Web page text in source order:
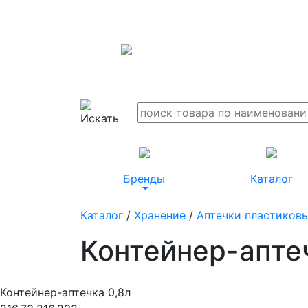
Бренды Каталог
Каталог / Хранение / Аптечки
Контейнер-
Контейнер-аптечка 0,8л